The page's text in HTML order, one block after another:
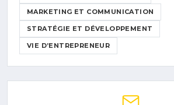
MARKETING ET COMMUNICATION
STRATÉGIE ET DÉVELOPPEMENT
VIE D’ENTREPRENEUR